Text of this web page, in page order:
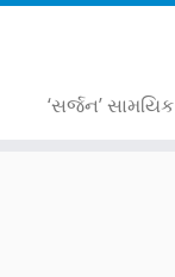
‘સર્જન’ સામયિક